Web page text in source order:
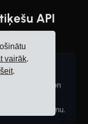
vairāk.
šeit.
API
Cargoson
mūsu platformu.